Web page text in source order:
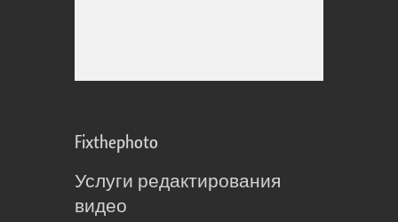
Fixthephoto
Услуги редактирования
видео